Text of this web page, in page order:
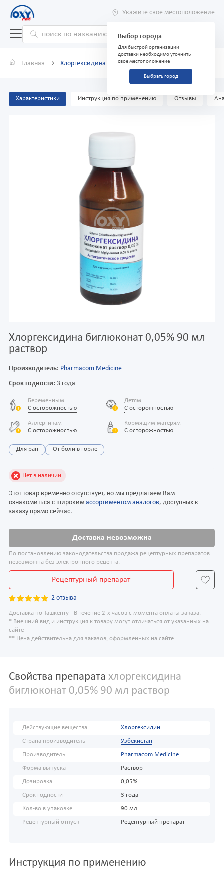
Укажите свое местоположение
Выбор города
Для быстрой организации
доставки необходимо уточнить
свое местоположение
Выбрать город
Главная Хлоргексидина биглюконат 0,05% 90 мл раствор
Характеристики Инструкция по применению Отзывы
Хлоргексидина биглюконат 0,05% 90 мл
раствор
Производитель: Pharmacom Medicine
Срок годности: 3 года
Беременным
С осторожностью
Детям
С осторожностью
Аллергикам
С осторожностью
Кормящим матерям
С осторожностью
Для ран От боли в горле
Нет в наличии
Этот товар временно отсутствует, но мы предлагаем Вам
ознакомиться с широким ассортиментом аналогов, доступных к
заказу прямо сейчас.
Доставка невозможна
По постановлению законодательства продажа рецептурных препаратов
невозможна без электронного рецепта.
Рецептурный препарат
2 отзыва
Доставка по Ташкенту - В течение 2-х часов с момента оплаты заказа.
* Внешний вид и инструкция к товару могут отличаться от указанных на
сайте
** Цена действительна для заказов, оформленных на сайте
Свойства препарата хлоргексидина
биглюконат 0,05% 90 мл раствор
Действующие вещества Хлоргексидин
Страна производитель Узбекистан
Производитель Pharmacom Medicine
Форма выпуска Раствор
Дозировка 0,05%
Срок годности 3 года
Кол-во в упаковке 90 мл
Рецептурный отпуск Рецептурный препарат
Инструкция по применению